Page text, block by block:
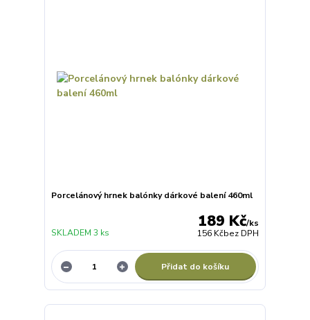
Porcelánový hrnek balónky dárkové balení 460ml
189 Kč/ks
156 Kčbez DPH
SKLADEM 3 ks
Přidat do košíku